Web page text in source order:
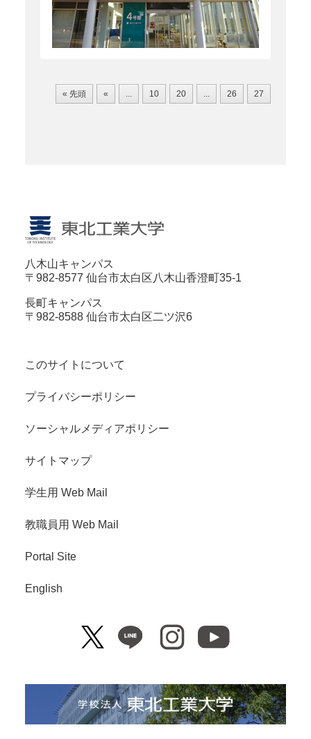
« 先頭 « ... 10 20 ... 26 27
八木山キャンパス
〒982-8577 仙台市太白区八木山香澄町35-1
長町キャンパス
〒982-8588 仙台市太白区二ツ沢6
このサイトについて
プライバシーポリシー
ソーシャルメディアポリシー
サイトマップ
学生用 Web Mail
教職員用 Web Mail
Portal Site
English